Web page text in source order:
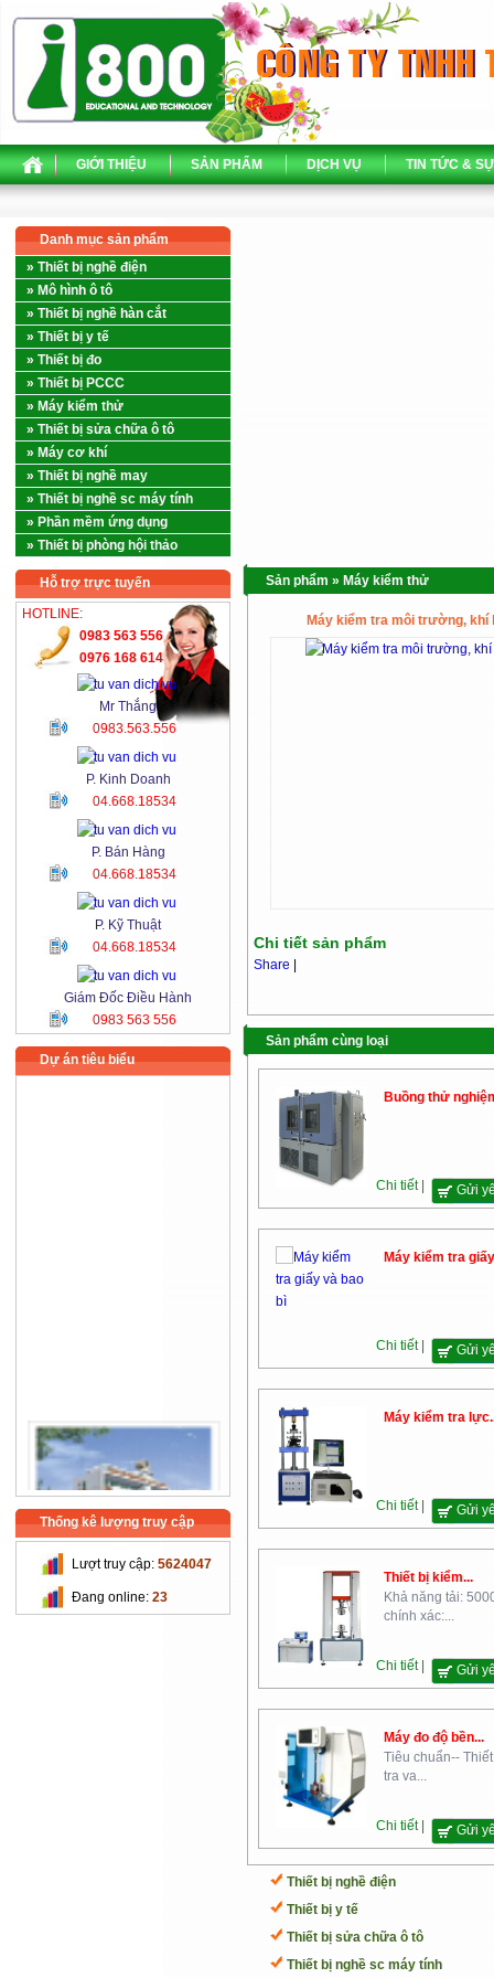
GIỚI THIỆU SẢN PHẨM DỊCH VỤ TIN TỨC &
Danh mục sản phẩm
» Thiết bị nghề điện
» Mô hình ô tô
» Thiết bị nghề hàn cắt
» Thiết bị y tế
» Thiết bị đo
» Thiết bị PCCC
» Máy kiểm thử
» Thiết bị sửa chữa ô tô
» Máy cơ khí
» Thiết bị nghề may
» Thiết bị nghề sc máy tính
» Phần mềm ứng dụng
» Thiết bị phòng hội thảo
Hỗ trợ trực tuyến
HOTLINE:
0983 563 556
0976 168 614
Mr Thắng
0983.563.556
P. Kinh Doanh
04.668.18534
P. Bán Hàng
04.668.18534
P. Kỹ Thuật
04.668.18534
Giám Đốc Điều Hành
0983 563 556
Dự án tiêu biểu
Trường Cao Đẳng Nghề Cơ
Khí Nông Nghiệp
Thống kê lượng truy cập
Lượt truy cập: 5624047
Đang online: 23
Sản phẩm » Máy kiểm thử
Máy kiểm tra môi trường, khí
Chi tiết sản phẩm
Share
Sản phẩm cùng loại
Buồng thử
Chi tiết | Gửi
Máy kiểm tra
Chi tiết | Gửi
Máy kiểm tra
Chi tiết | Gửi
Thiết bị kiểm...
Khả năng tải:
chính xác:...
Chi tiết | Gửi
Máy đo độ bền...
Tiêu chuẩn--
tra va...
Chi tiết | Gửi
Thiết bị nghề điện
Thiết bị y tế
Thiết bị sửa chữa ô tô
Thiết bị nghề sc máy tính